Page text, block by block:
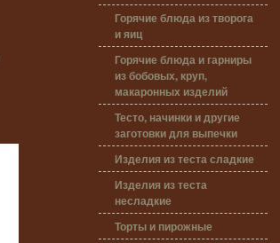
Горячие блюда из творога
и яиц
Горячие блюда и гарниры
из бобовых, круп,
макаронных изделий
Тесто, начинки и другие
заготовки для выпечки
Изделия из теста сладкие
Изделия из теста
несладкие
Торты и пирожные